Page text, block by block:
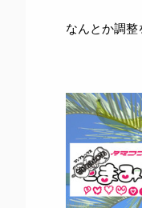
なんとか調整